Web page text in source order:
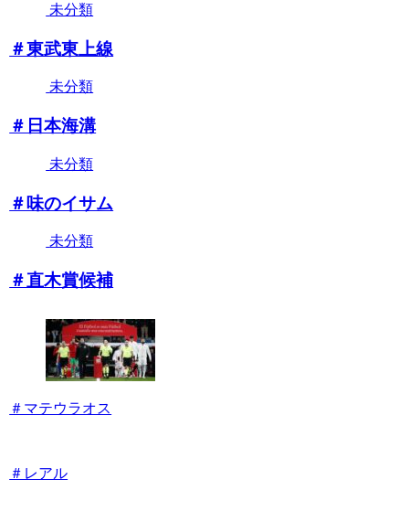
未分類
＃東武東上線
未分類
＃日本海溝
未分類
＃味のイサム
未分類
＃直木賞候補
＃マテウラオス
＃レアル